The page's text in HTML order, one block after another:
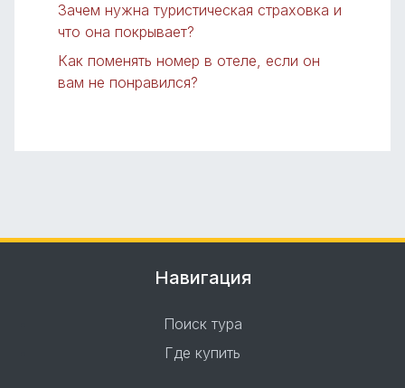
Зачем нужна туристическая страховка и
что она покрывает?
Как поменять номер в отеле, если он
вам не понравился?
Навигация
Поиск тура
Где купить